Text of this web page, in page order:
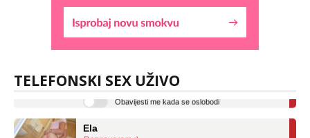
TELEFONSKI SEX UŽIVO
Lucija
tel:0,93€ - mob:1,12€ min
Razgovaram :)